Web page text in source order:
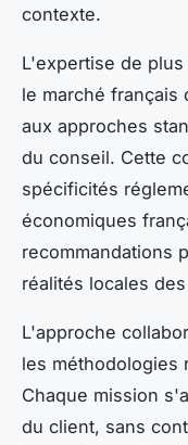
contexte.
L'expertise de plus
le marché français
aux approches
du conseil. Cette
spécificités
économiques
recommandations
réalités locales
L'approche
les méthodologies
Chaque mission
du client, sans